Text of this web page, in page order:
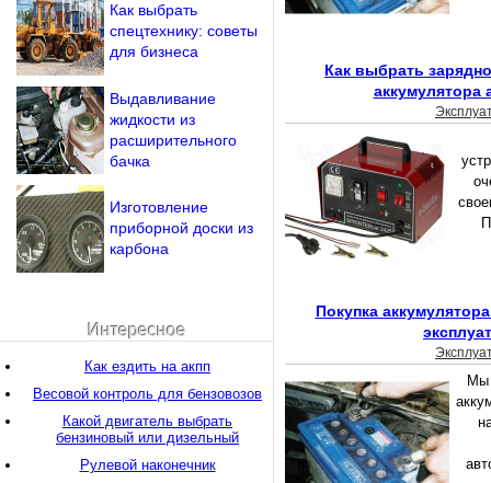
Как выбрать
аккумулятора
Покупка
Мы
Как выбрать
спецтехнику: советы
для бизнеса
Выдавливание
жидкости из
расширительного
бачка
Изготовление
приборной доски из
карбона
Интересное
Как ездить на акпп
Весовой контроль для бензовозов
Какой двигатель выбрать
бензиновый или дизельный
Рулевой наконечник